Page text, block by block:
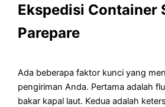
Ekspedisi Container
Parepare
Ada beberapa faktor kunci yang
pengiriman Anda. Pertama adalah
bakar kapal laut. Kedua adalah